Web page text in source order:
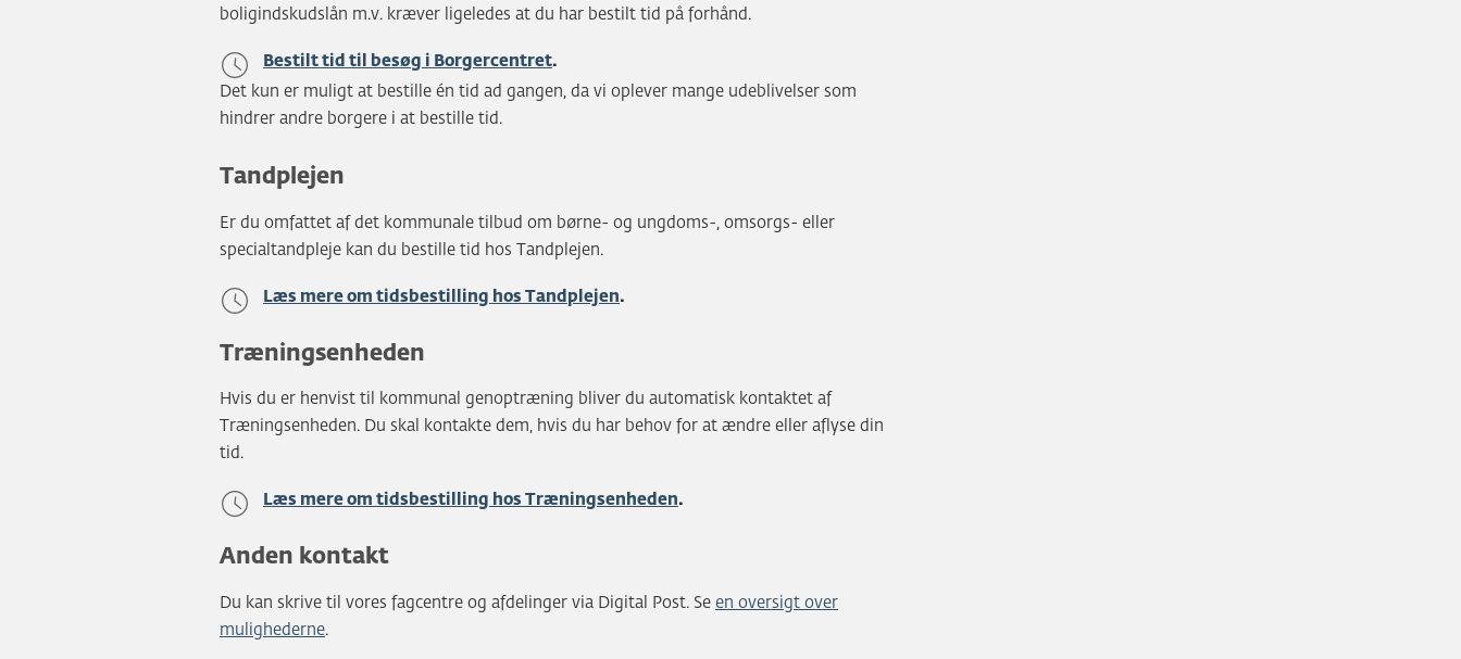
boligindskudslån m.v. kræver ligeledes at du har bestilt tid på forhånd.
Bestilt tid til besøg i Borgercentret.
Det kun er muligt at bestille én tid ad gangen, da vi oplever mange udeblivelser som
hindrer andre borgere i at bestille tid.
Tandplejen
Er du omfattet af det kommunale tilbud om børne- og ungdoms-, omsorgs- eller
specialtandpleje kan du bestille tid hos Tandplejen.
Læs mere om tidsbestilling hos Tandplejen.
Træningsenheden
Hvis du er henvist til kommunal genoptræning bliver du automatisk kontaktet af
Træningsenheden. Du skal kontakte dem, hvis du har behov for at ændre eller aflyse din
tid.
Læs mere om tidsbestilling hos Træningsenheden.
Anden kontakt
Du kan skrive til vores fagcentre og afdelinger via Digital Post. Se en oversigt over
mulighederne.